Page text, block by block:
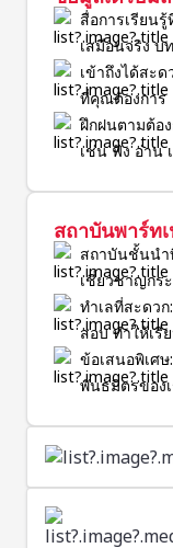
สื่อการเรียน
เสมือนจริง
เข้าถึงได้สะ
ที่คุณต้องการ
ฝึกฝนตามต้อ
เช่น ฟัง อ่าน
สถาบันพาร์ท
สถาบันชั้นนำ
เชี่ยวชาญกร
ทำเลที่สะดว
สอบ ทำให้เรี
ข้อเสนอพิเศ
พันธมิตรของ